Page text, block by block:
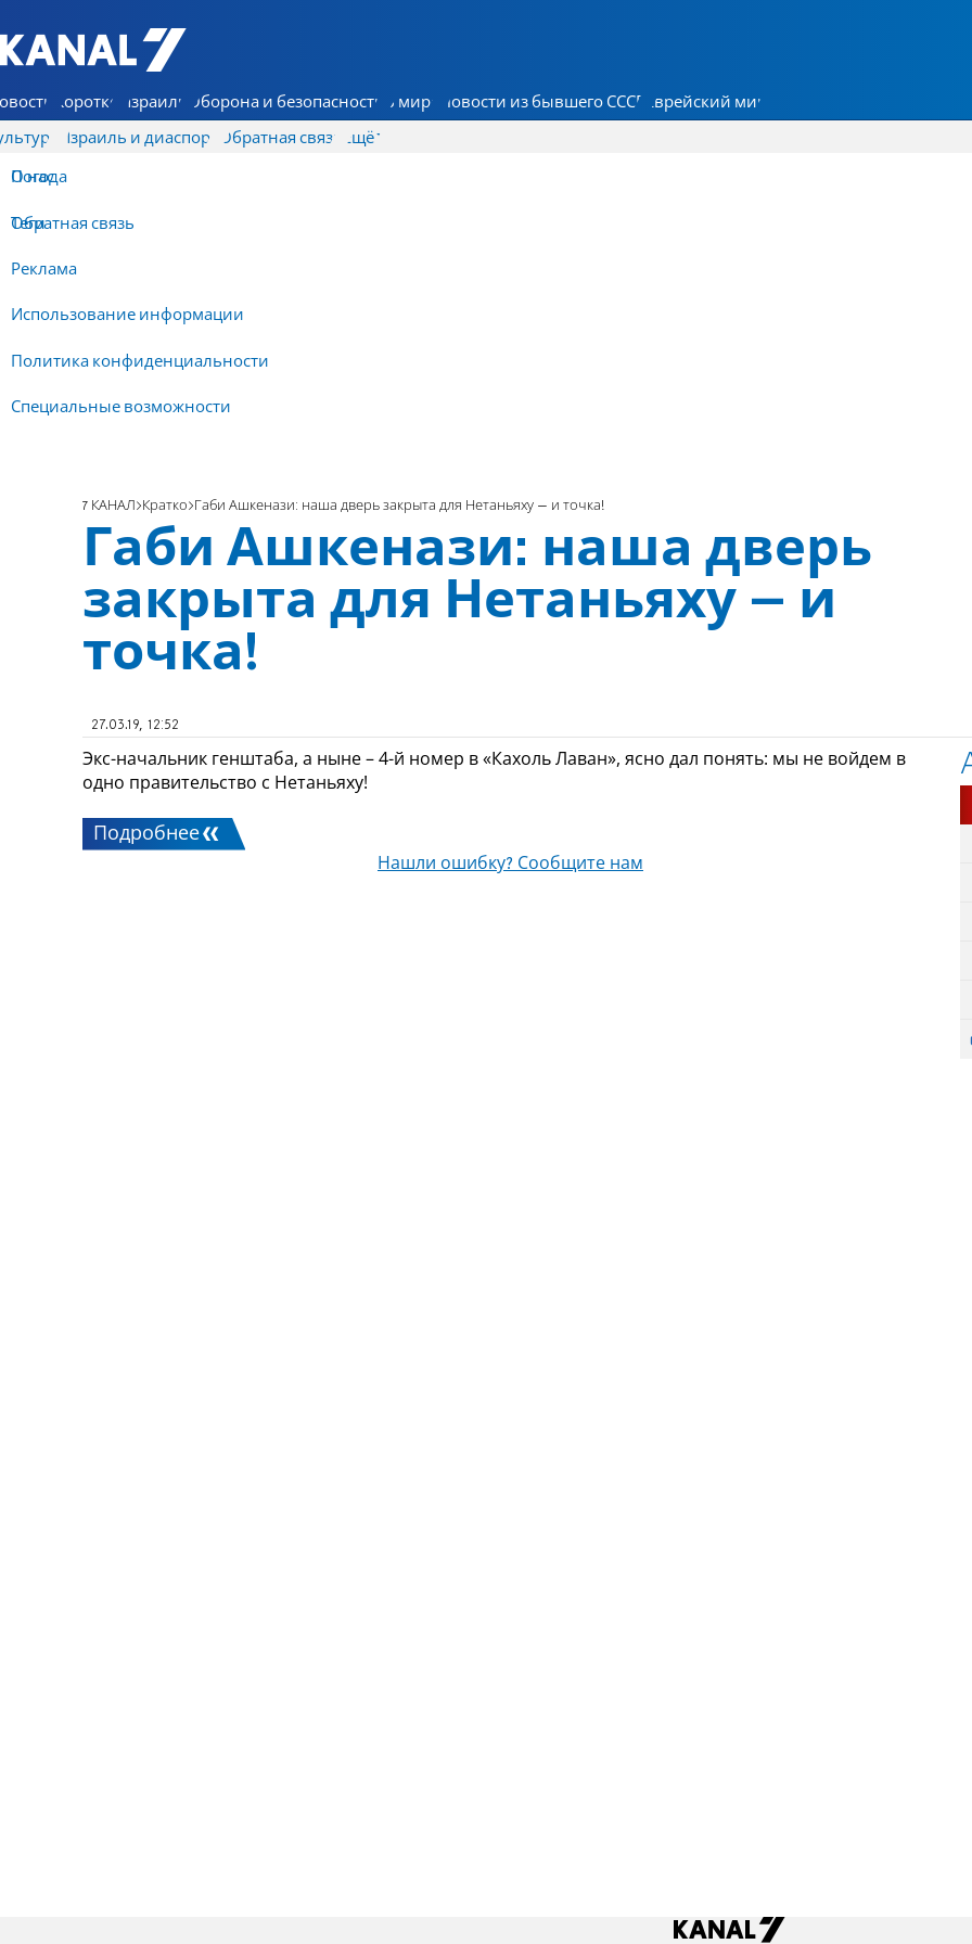
7 КАНАЛ - Аруц Шева
Коротко Израиль Оборона и безопасность В мире Новости из бывшего СССР Еврейский мир
Израиль и диаспора Обратная связь
О нас
Обратная связь
Реклама
Использование информации
Политика конфиденциальности
Специальные возможности
Ещё
Погода
Теги
7 КАНАЛ Кратко Габи Ашкенази: наша дверь закрыта для Нетаньяху – и точка!
Габи Ашкенази: наша дверь
закрыта для Нетаньяху – и
точка!
27.03.19, 12:52
Экс-начальник генштаба, а ныне – 4-й номер в «Кахоль Лаван», ясно дал понять: мы не войдем в
одно правительство с Нетаньяху!
Подробнее
Нашли ошибку? Сообщите нам